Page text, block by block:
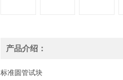
产品介绍：
标准圆管试块